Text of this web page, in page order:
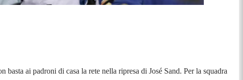
ai padroni di casa la rete nella ripresa di José Sand. Per la squadra